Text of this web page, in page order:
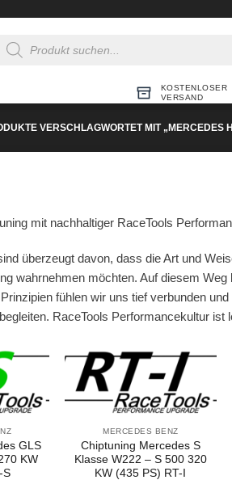
search
KOSTENLOSER
VERSAND
VERSCHLAGWORTET MIT „MERCEDES
mit nachhaltiger RaceTools
überzeugt davon, dass die Art und
wahrnehmen möchten. Auf diesem
fühlen wir uns tief verbunden
RaceTools Performancekultur
GLS
KW
S
MERCEDES BENZ
Chiptuning Mercedes S
Klasse W222 – S 500 320
KW (435 PS) RT-I